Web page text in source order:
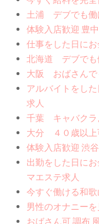
土浦 デブでも働
体験入店歓迎 豊
仕事をした日に
北海道 デブでも
大阪 おばさんで
アルバイトをし
求人
千葉 キャバクラ
大分 ４０歳以
体験入店歓迎 渋
出勤をした日に
マエステ求人
今すぐ働ける和
男性のオナニー
おばさん可 調布